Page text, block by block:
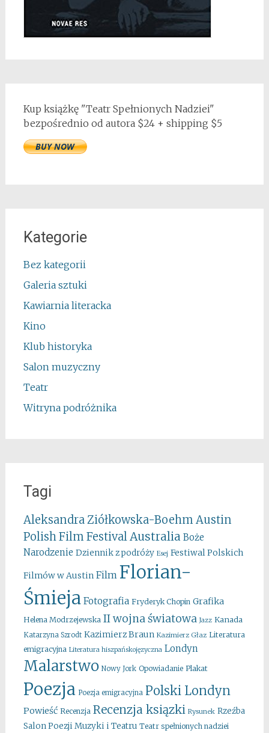
Kup książkę "Teatr Spełnionych Nadziei"
bezpośrednio od autora $24 + shipping $5
Kategorie
Bez kategorii
Galeria sztuki
Kawiarnia literacka
Kino
Klub historyka
Salon muzyczny
Teatr
Witryna podróżnika
Tagi
Aleksandra Ziółkowska-Boehm Austin
Polish Film FestivalAustralia Boże
Narodzenie Dziennik z podróży Esej Festiwal Polskich
Filmów w Austin Film Florian-
Śmieja Fotografia Fryderyk Chopin Grafika
Helena Modrzejewska II wojna światowa Jazz Kanada
Katarzyna Szrodt Kazimierz Braun Kazimierz Głaz Literatura
emigracyjna Literatura hiszpańskojęzyczna Londyn
Malarstwo Nowy Jork Opowiadanie Plakat
Poezja Poezja emigracyjna Polski Londyn
Powieść Recenzja Recenzja ksiązki Rysunek Rzeźba
Salon Poezji Muzyki i Teatru Teatr spełnionych nadziei